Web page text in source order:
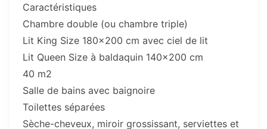
Caractéristiques
Chambre double (ou chambre triple)
Lit King Size 180x200 cm avec ciel de lit
Lit Queen Size à baldaquin 140x200 cm
40 m2
Salle de bains avec baignoire
Toilettes séparées
Sèche-cheveux, miroir grossissant, serviettes et